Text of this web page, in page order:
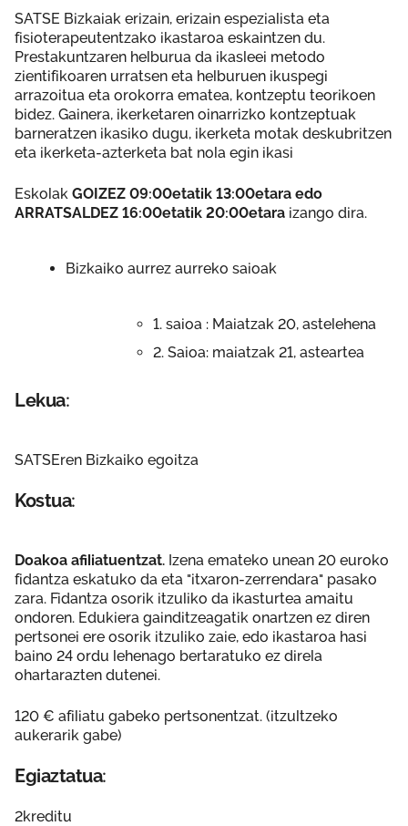
SATSE Bizkaiak erizain, erizain espezialista eta
fisioterapeutentzako ikastaroa eskaintzen du.
Prestakuntzaren helburua da ikasleei metodo
zientifikoaren urratsen eta helburuen ikuspegi
arrazoitua eta orokorra ematea, kontzeptu teorikoen
bidez. Gainera, ikerketaren oinarrizko kontzeptuak
barneratzen ikasiko dugu, ikerketa motak deskubritzen
eta ikerketa-azterketa bat nola egin ikasi
Eskolak GOIZEZ 09:00etatik 13:00etara edo
ARRATSALDEZ 16:00etatik 20:00etara izango dira.
Bizkaiko aurrez aurreko saioak
1. saioa : Maiatzak 20, astelehena
2. Saioa: maiatzak 21, asteartea
Lekua:
SATSEren Bizkaiko egoitza
Kostua:
Doakoa afiliatuentzat. Izena emateko unean 20 euroko
fidantza eskatuko da eta "itxaron-zerrendara" pasako
zara. Fidantza osorik itzuliko da ikasturtea amaitu
ondoren. Edukiera gainditzeagatik onartzen ez diren
pertsonei ere osorik itzuliko zaie, edo ikastaroa hasi
baino 24 ordu lehenago bertaratuko ez direla
ohartarazten dutenei.
120 € afiliatu gabeko pertsonentzat. (itzultzeko
aukerarik gabe)
Egiaztatua:
2kreditu